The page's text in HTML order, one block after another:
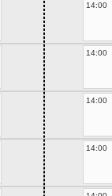
14:00
14:00
14:00
14:00